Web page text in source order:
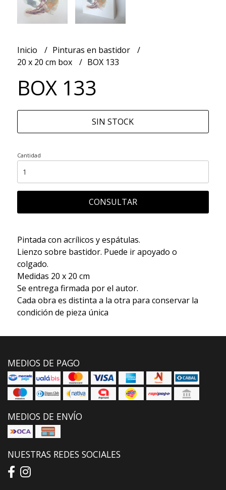
Inicio
Pinturas en bastidor
20 x 20 cm box
BOX 133
BOX 133
SIN STOCK
Cantidad
CONSULTAR
Pintada con acrílicos y espátulas.
Lienzo sobre bastidor. Puede ir apoyado o
colgado.
Medidas 20 x 20 cm
Se entrega firmada por el autor.
Cada obra es distinta a la otra para conservar la
condición de pieza única
MEDIOS DE PAGO
MEDIOS DE ENVÍO
NUESTRAS REDES SOCIALES